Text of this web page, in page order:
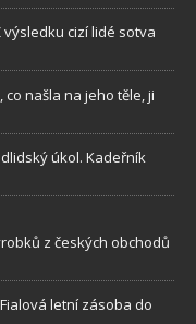
cizí lidé sotva
našla na jeho těle, ji
úkol. Kadeřník
z českých obchodů
letní zásoba do